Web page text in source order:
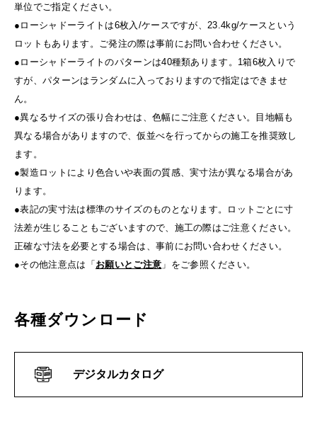
単位でご指定ください。
●ローシャドーライトは6枚入/ケースですが、23.4kg/ケースという
ロットもあります。ご発注の際は事前にお問い合わせください。
●ローシャドーライトのパターンは40種類あります。1箱6枚入りで
すが、パターンはランダムに入っておりますので指定はできませ
ん。
●異なるサイズの張り合わせは、色幅にご注意ください。目地幅も
異なる場合がありますので、仮並べを行ってからの施工を推奨致し
ます。
●製造ロットにより色合いや表面の質感、実寸法が異なる場合があ
ります。
●表記の実寸法は標準のサイズのものとなります。ロットごとに寸
法差が生じることもございますので、施工の際はご注意ください。
正確な寸法を必要とする場合は、事前にお問い合わせください。
●その他注意点は「お願いとご注意 」をご参照ください。
各種ダウンロード
デジタルカタログ